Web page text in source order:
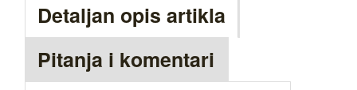
Detaljan opis artikla
Pitanja i komentari